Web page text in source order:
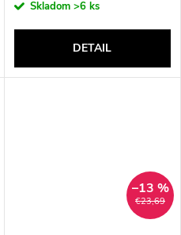
Skladom >6 ks
DETAIL
€23,69
–13 %